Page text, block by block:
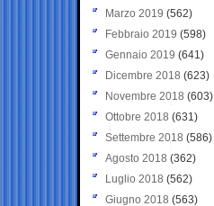
Marzo 2019 (562)
Febbraio 2019 (598)
Gennaio 2019 (641)
Dicembre 2018 (623)
Novembre 2018 (603)
Ottobre 2018 (631)
Settembre 2018 (586)
Agosto 2018 (362)
Luglio 2018 (562)
Giugno 2018 (563)